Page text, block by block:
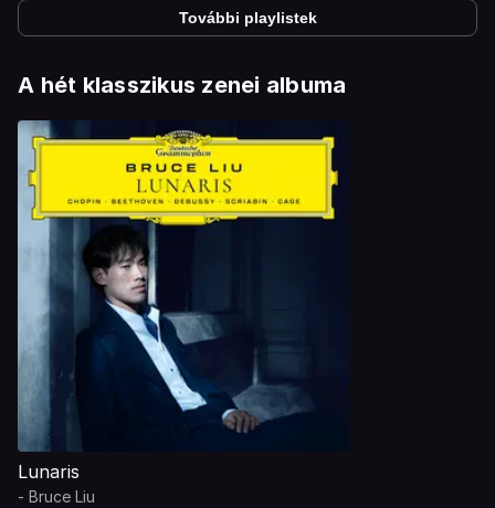
További playlistek
A hét klasszikus zenei albuma
Lunaris
- Bruce Liu